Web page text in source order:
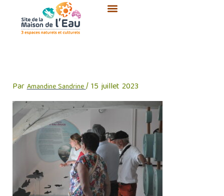
contenu
ParAmandine Sandrine/15 juillet 2023